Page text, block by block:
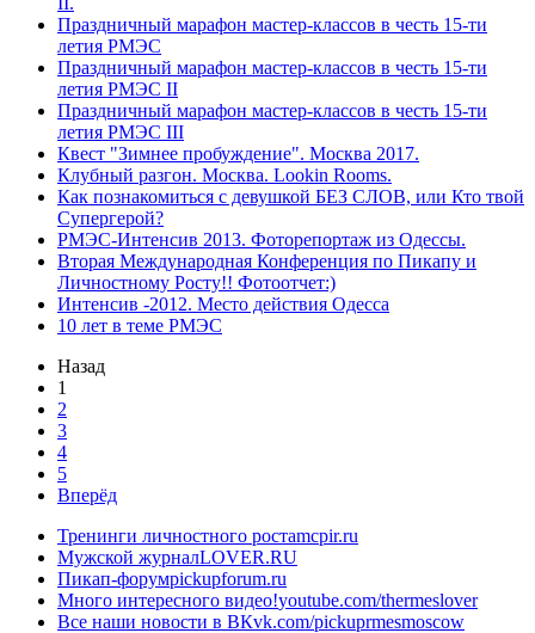
Праздничный марафон мастер-классов в честь 15-ти
летия РМЭС
Праздничный марафон мастер-классов в честь 15-ти
летия РМЭС II
Праздничный марафон мастер-классов в честь 15-ти
летия РМЭС III
Квест "Зимнее пробуждение". Москва 2017.
Клубный разгон. Москва. Lookin Rooms.
Как познакомиться с девушкой БЕЗ СЛОВ, или Кто твой
Супергерой?
РМЭС-Интенсив 2013. Фоторепортаж из Одессы.
Вторая Международная Конференция по Пикапу и
Личностному Росту!! Фотоотчет:)
Интенсив -2012. Место действия Одесса
10 лет в теме РМЭС
Назад
1
2
3
4
5
Вперёд
Тренинги личностного ростаmcpir.ru
Мужской журналLOVER.RU
Пикап-форумpickupforum.ru
Много интересного видео!youtube.com/thermeslover
Все наши новости в ВКvk.com/pickuprmesmoscow